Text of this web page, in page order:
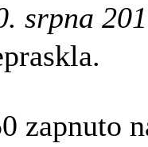
srpna
zapnuto